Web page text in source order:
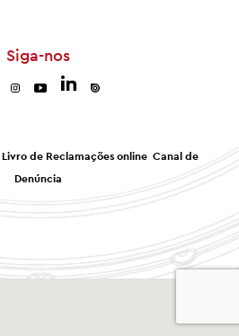
Siga-nos
Livro de Reclamações online Canal de
Denúncia